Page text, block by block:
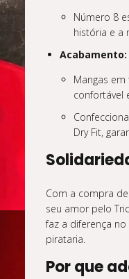
Número 8
história e a
Acabamento:
Mangas
confortável
Dry Fit,
Com a compra
seu amor pelo
faz a diferença
pirataria.
Por que